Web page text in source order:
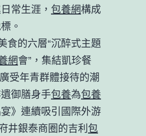
常生涯， 包養網構成
。
食的六層“沉醉式主題
網會”，集結凱珍餐
受年青群體接待的潮
御膳身手包養為包養
》連續吸引國際外游
井銀泰商圈的吉利包